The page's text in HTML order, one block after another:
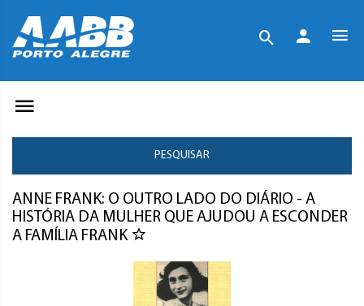
PESQUISAR
ANNE FRANK: O OUTRO LADO DO DIÁRIO - A
HISTÓRIA DA MULHER QUE AJUDOU A ESCONDER
A FAMÍLIA FRANK